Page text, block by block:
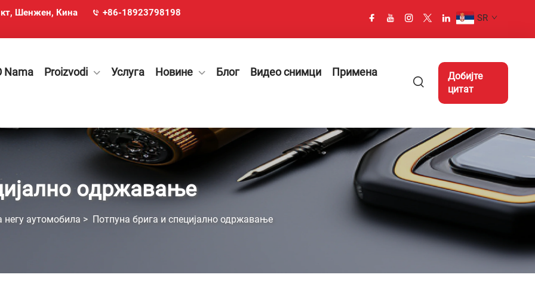
Шенжен, Кина +86-18923798198 SR
Nama Proizvodi Услуга Новине Блог Видео снимци Примена
Добијте
цитат
одржавање
негу аутомобила > Потпуна брига и специјално одржавање